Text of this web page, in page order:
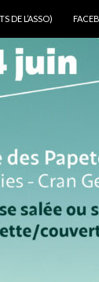
DE L’ASSO)